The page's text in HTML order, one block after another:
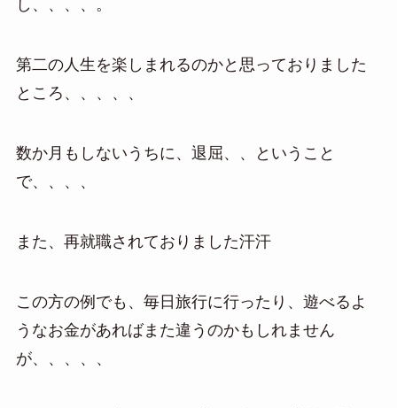
し、、、、。
第二の人生を楽しまれるのかと思っておりました
ところ、、、、、
数か月もしないうちに、退屈、、ということ
で、、、、
また、再就職されておりました汗汗
この方の例でも、毎日旅行に行ったり、遊べるよ
うなお金があればまた違うのかもしれません
が、、、、、